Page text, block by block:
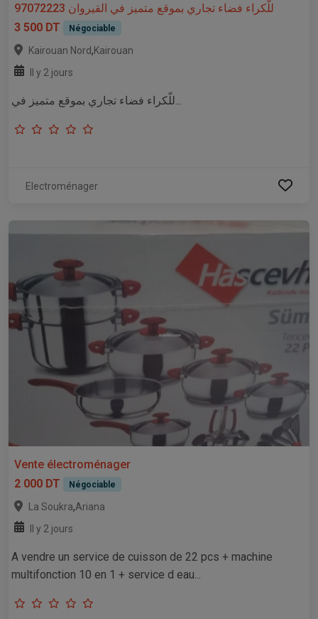
للّكراء فضاء تجاري بموقع متميز في القيروان 97072223
3 500 DT
Négociable
Kairouan Nord,Kairouan
Il y 2 jours
للّكراء فضاء تجاري بموقع متميز في...
Electroménager
Vente électroménager
2 000 DT
Négociable
La Soukra,Ariana
Il y 2 jours
A vendre un service de cuisson de 22 pcs + machine
multifonction 10 en 1 + service d eau...